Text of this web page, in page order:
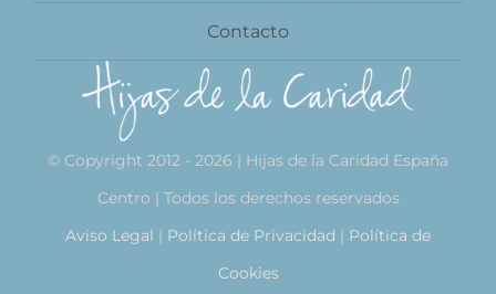
Contacto
© Copyright 2012 - 2026 | Hijas de la Caridad España
Centro | Todos los derechos reservados
Aviso Legal | Política de Privacidad | Política de
Cookies